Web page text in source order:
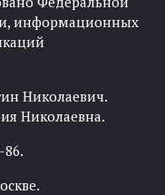
информационных
Николаевич.
Николаевна.